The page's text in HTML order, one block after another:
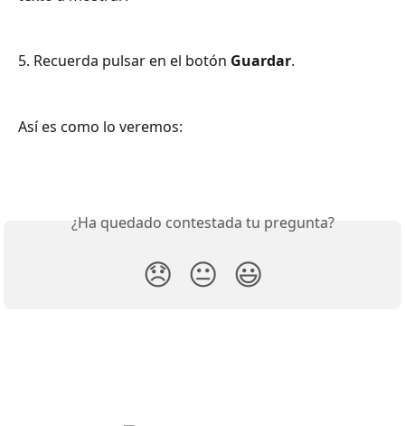
5. Recuerda pulsar en el botón Guardar.
Así es como lo veremos:
¿Ha quedado contestada tu pregunta?
😞 😐 😃